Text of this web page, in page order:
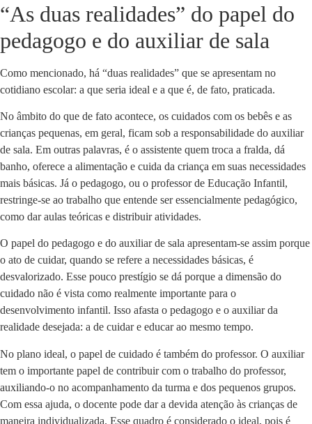
“As duas realidades” do papel do
pedagogo e do auxiliar de sala
Como mencionado, há “duas realidades” que se apresentam no
cotidiano escolar: a que seria ideal e a que é, de fato, praticada.
No âmbito do que de fato acontece, os cuidados com os bebês e as
crianças pequenas, em geral, ficam sob a responsabilidade do auxiliar
de sala. Em outras palavras, é o assistente quem troca a fralda, dá
banho, oferece a alimentação e cuida da criança em suas necessidades
mais básicas. Já o pedagogo, ou o professor de Educação Infantil,
restringe-se ao trabalho que entende ser essencialmente pedagógico,
como dar aulas teóricas e distribuir atividades.
O papel do pedagogo e do auxiliar de sala apresentam-se assim porque
o ato de cuidar, quando se refere a necessidades básicas, é
desvalorizado. Esse pouco prestígio se dá porque a dimensão do
cuidado não é vista como realmente importante para o
desenvolvimento infantil. Isso afasta o pedagogo e o auxiliar da
realidade desejada: a de cuidar e educar ao mesmo tempo.
No plano ideal, o papel de cuidado é também do professor. O auxiliar
tem o importante papel de contribuir com o trabalho do professor,
auxiliando-o no acompanhamento da turma e dos pequenos grupos.
Com essa ajuda, o docente pode dar a devida atenção às crianças de
maneira individualizada. Esse quadro é considerado o ideal, pois é